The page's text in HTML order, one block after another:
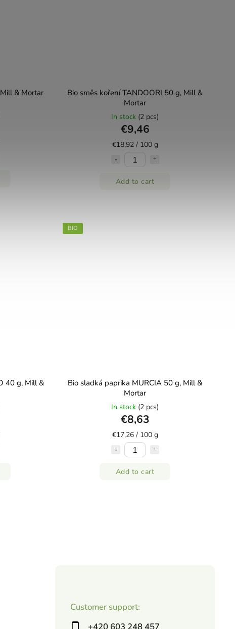
& Mortar
Bio směs koření TANDOORI 50 g, Mill &
Mortar
In stock (2 pcs)
€9,46
€18,92 / 100 g
Add to cart
40 g, Mill &
BIO
Bio sladká paprika MURCIA 50 g, Mill &
Mortar
In stock (2 pcs)
€8,63
€17,26 / 100 g
Add to cart
Customer support: